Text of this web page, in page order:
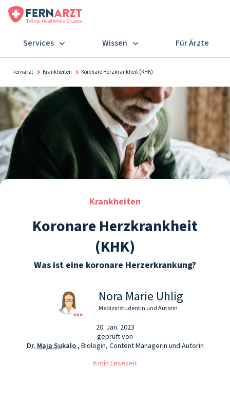
Services Wissen Für Ärzte
Fernarzt Krankheiten Koronare Herzkrankheit (KHK)
Krankheiten
Koronare Herzkrankheit
(KHK)
Was ist eine koronare Herzerkrankung?
Nora Marie Uhlig
Medizinstudentin und Autorin
20. Jan. 2023
geprüft von
Dr. Maja Sukalo, Biologin, Content Managerin und Autorin
6 min Lesezeit